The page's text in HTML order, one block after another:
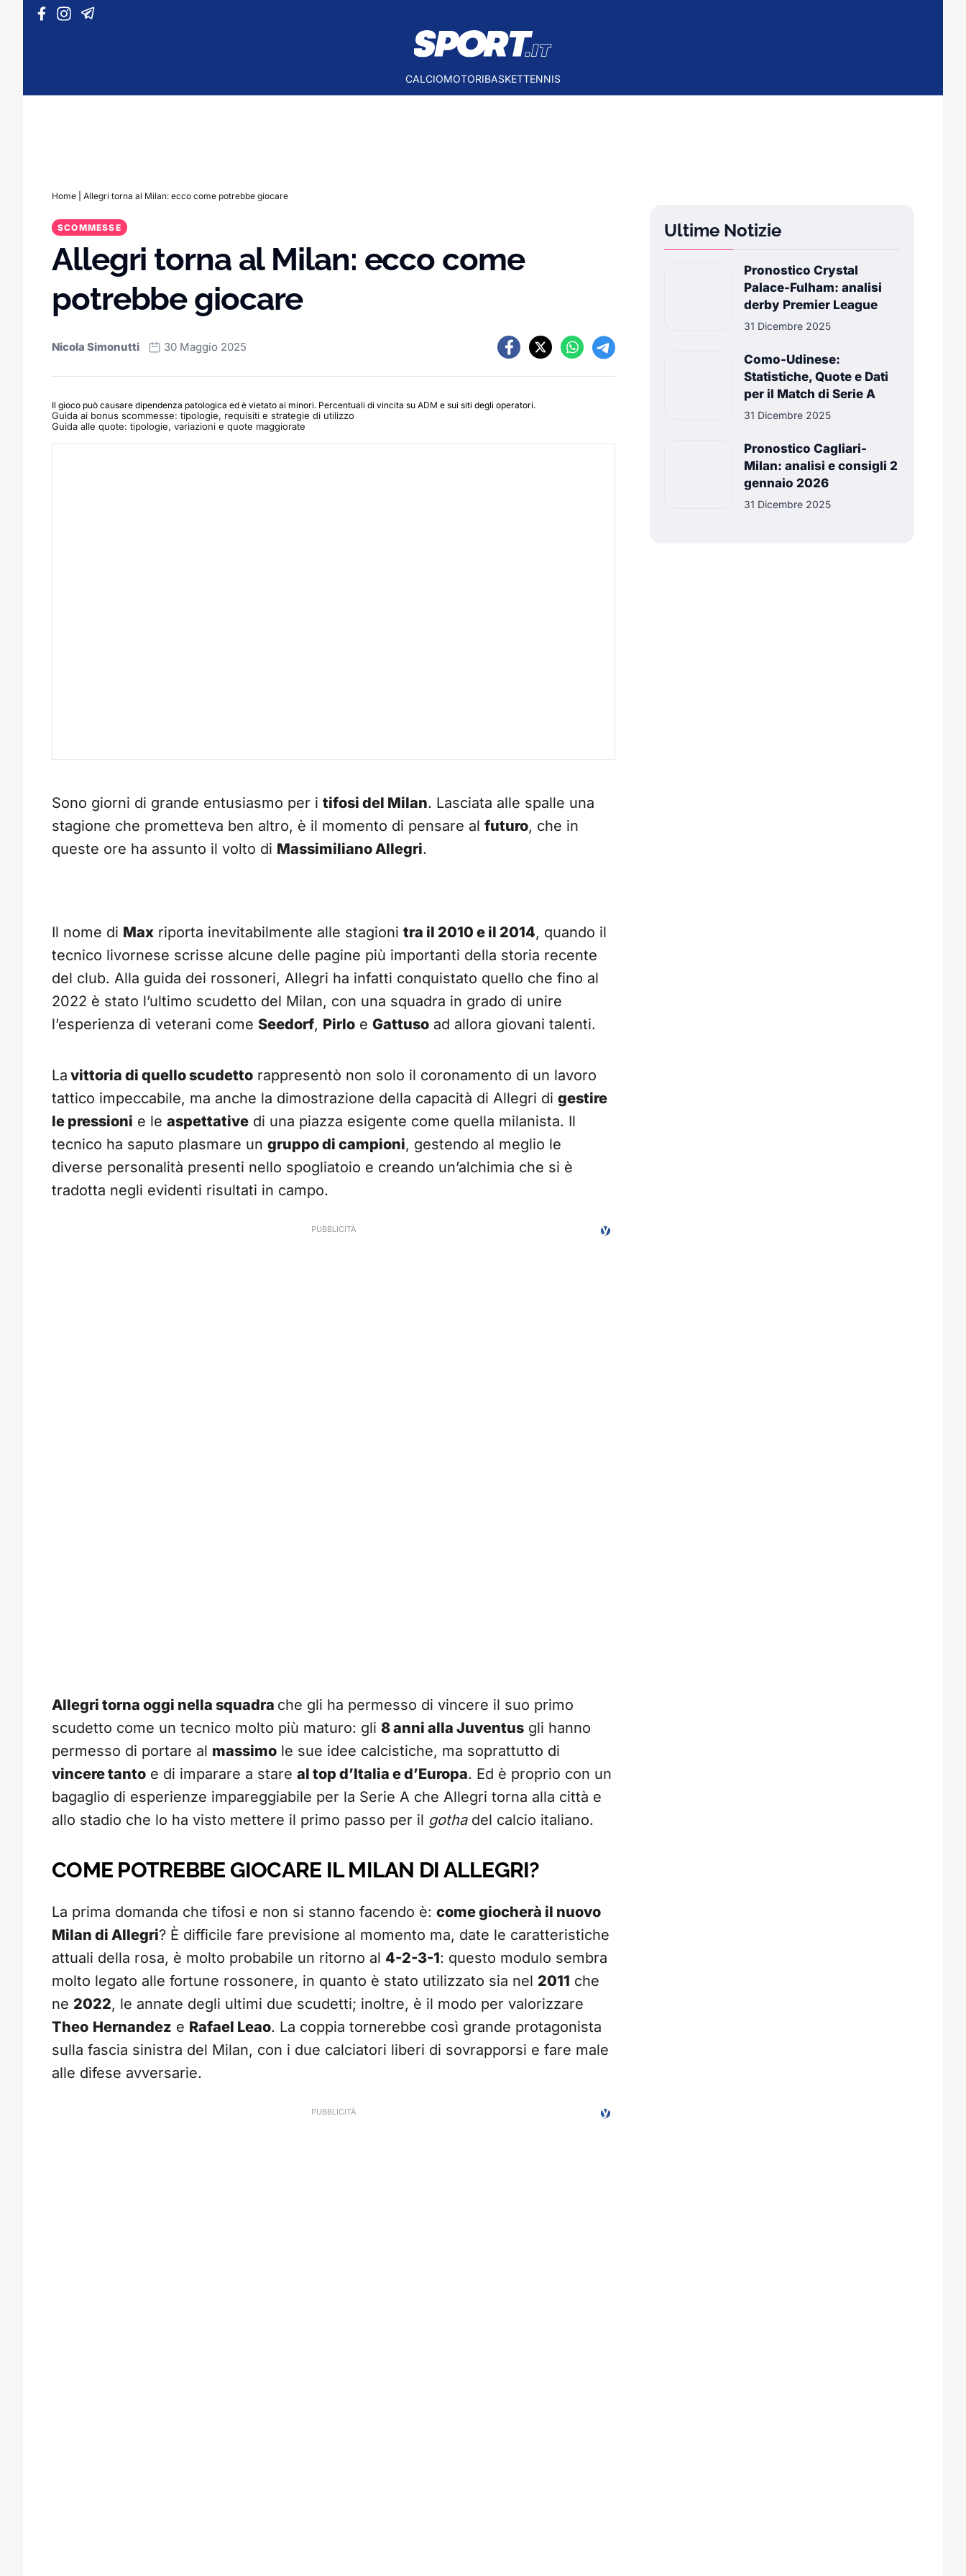
Vai al contenuto
CALCIOMOTORIBASKETTENNIS
Home Allegri torna al Milan: ecco come potrebbe giocare
SCOMMESSE
Allegri torna al Milan: ecco come
potrebbe giocare
Nicola Simonutti 30 Maggio 2025
Il gioco può causare dipendenza patologica ed è vietato ai minori. Percentuali di vincita su ADM e sui siti degli operatori.
Guida ai bonus scommesse: tipologie, requisiti e strategie di utilizzo
Guida alle quote: tipologie, variazioni e quote maggiorate
Sono giorni di grande entusiasmo per i tifosi del Milan. Lasciata alle spalle una
stagione che prometteva ben altro, è il momento di pensare al futuro, che in
queste ore ha assunto il volto di Massimiliano Allegri.
Il nome di Max riporta inevitabilmente alle stagioni tra il 2010 e il 2014, quando il
tecnico livornese scrisse alcune delle pagine più importanti della storia recente
del club. Alla guida dei rossoneri, Allegri ha infatti conquistato quello che fino al
2022 è stato l’ultimo scudetto del Milan, con una squadra in grado di unire
l’esperienza di veterani come Seedorf, Pirlo e Gattuso ad allora giovani talenti.
La vittoria di quello scudetto rappresentò non solo il coronamento di un lavoro
tattico impeccabile, ma anche la dimostrazione della capacità di Allegri di gestire
le pressioni e le aspettative di una piazza esigente come quella milanista. Il
tecnico ha saputo plasmare un gruppo di campioni, gestendo al meglio le
diverse personalità presenti nello spogliatoio e creando un’alchimia che si è
tradotta negli evidenti risultati in campo.
Allegri torna oggi nella squadra che gli ha permesso di vincere il suo primo
scudetto come un tecnico molto più maturo: gli 8 anni alla Juventus gli hanno
permesso di portare al massimo le sue idee calcistiche, ma soprattutto di
vincere tanto e di imparare a stare al top d’Italia e d’Europa. Ed è proprio con un
bagaglio di esperienze impareggiabile per la Serie A che Allegri torna alla città e
allo stadio che lo ha visto mettere il primo passo per il gothadel calcio italiano.
COME POTREBBE GIOCARE IL MILAN DI ALLEGRI?
La prima domanda che tifosi e non si stanno facendo è: come giocherà il nuovo
Milan di Allegri? È difficile fare previsione al momento ma, date le caratteristiche
attuali della rosa, è molto probabile un ritorno al 4-2-3-1: questo modulo sembra
molto legato alle fortune rossonere, in quanto è stato utilizzato sia nel 2011 che
ne 2022, le annate degli ultimi due scudetti; inoltre, è il modo per valorizzare
Theo Hernandez e Rafael Leao. La coppia tornerebbe così grande protagonista
sulla fascia sinistra del Milan, con i due calciatori liberi di sovrapporsi e fare male
alle difese avversarie.
Ultime Notizie
Pronostico Crystal
Palace-Fulham: analisi
derby Premier League
31 Dicembre 2025
Como-Udinese:
Statistiche, Quote e Dati
per il Match di Serie A
31 Dicembre 2025
Pronostico Cagliari-
Milan: analisi e consigli 2
gennaio 2026
31 Dicembre 2025